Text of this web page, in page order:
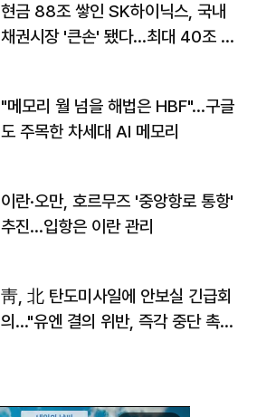
현금 88조 쌓인 SK하이닉스, 국내
채권시장 '큰손' 됐다…최대 40조 투
"메모리 월 넘을 해법은 HBF"…구글
도 주목한 차세대 AI 메모리
이란·오만, 호르무즈 '중앙항로 통항'
추진…입항은 이란 관리
靑, 北 탄도미사일에 안보실 긴급회
의…"유엔 결의 위반, 즉각 중단 촉